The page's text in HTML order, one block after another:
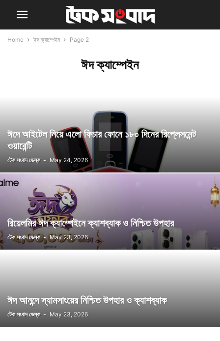
Home ঈদ ক্যাম্পেইন Page 2
ঈদ ক্যাম্পেইন
ঈদে আইটেল নিয়ে এলো ফিচার ফোনে ১৮০ দিনের রিপ্লেসমেন্ট
ওয়ারেন্টি
টেক সংবাদ ডেস্ক - May 24, 2026
রিয়েলমির ঈদ ক্যাম্পেইনে ক্যাশব্যাক ও নিশ্চিত উপহার
টেক সংবাদ ডেস্ক - May 23, 2026
ঈদ আনন্দে স্যামসাংয়ের নিশ্চিত উপহার ও ক্যাশব্যাক
টেক সংবাদ ডেস্ক - May 23, 2026